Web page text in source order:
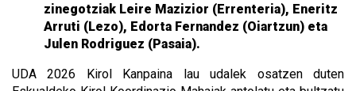
zinegotziak Leire Mazizior (Errenteria), Eneritz
Arruti (Lezo), Edorta Fernandez (Oiartzun) eta
Julen Rodriguez (Pasaia).
UDA 2026 Kirol Kanpaina lau udalek osatzen duten